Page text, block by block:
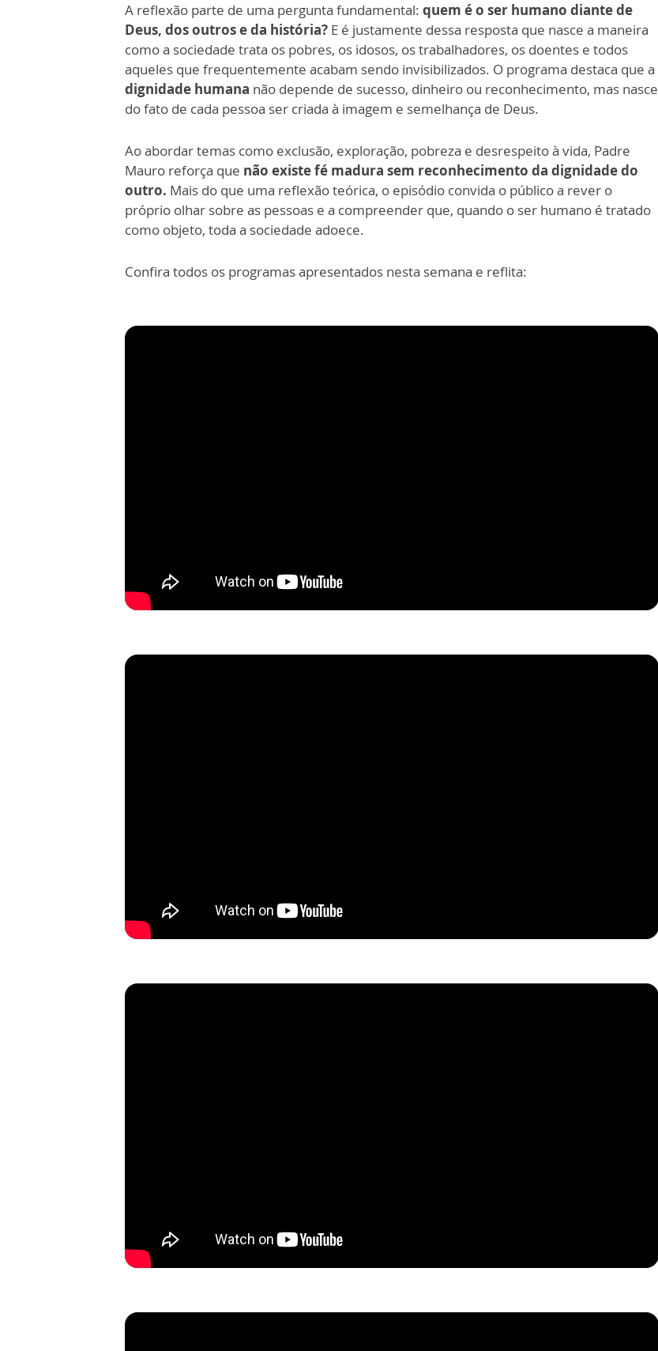
A reflexão parte de uma pergunta fundamental: quem é o ser humano diante de
Deus, dos outros e da história? E é justamente dessa resposta que nasce a maneira
como a sociedade trata os pobres, os idosos, os trabalhadores, os doentes e todos
aqueles que frequentemente acabam sendo invisibilizados. O programa destaca que a
dignidade humana não depende de sucesso, dinheiro ou reconhecimento, mas nasce
do fato de cada pessoa ser criada à imagem e semelhança de Deus.
Ao abordar temas como exclusão, exploração, pobreza e desrespeito à vida, Padre
Mauro reforça que não existe fé madura sem reconhecimento da dignidade do
outro. Mais do que uma reflexão teórica, o episódio convida o público a rever o
próprio olhar sobre as pessoas e a compreender que, quando o ser humano é tratado
como objeto, toda a sociedade adoece.
Confira todos os programas apresentados nesta semana e reflita: